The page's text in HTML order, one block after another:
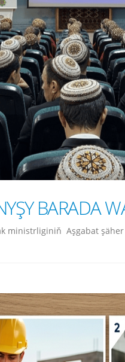
BARADA
ministrliginiň Aşgabat